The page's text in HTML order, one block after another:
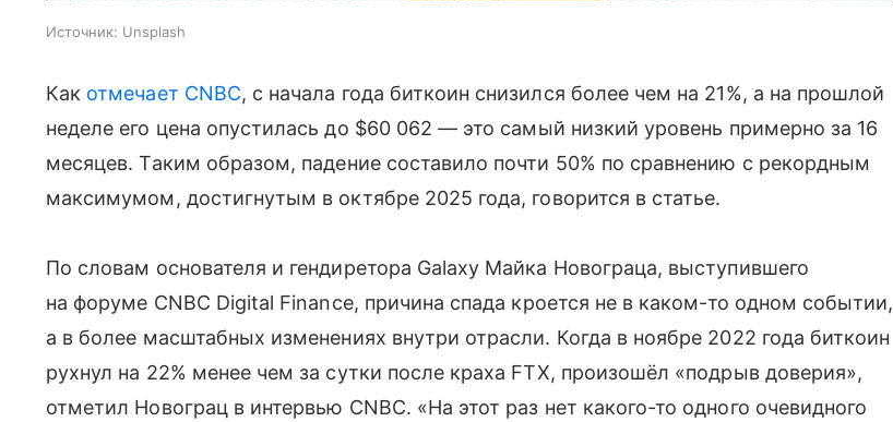
Источник: Unsplash
Как отмечает CNBC, c начала года биткоин снизился более чем на 21%, а на прошлой
неделе его цена опустилась до $60 062 — это самый низкий уровень примерно за 16
месяцев. Таким образом, падение составило почти 50% по сравнению с рекордным
максимумом, достигнутым в октябре 2025 года, говорится в статье.
По словам основателя и гендиретора Galaxy Майка Новограца, выступившего
на форуме CNBC Digital Finance, причина спада кроется не в каком-то одном событии,
а в более масштабных изменениях внутри отрасли. Когда в ноябре 2022 года биткоин
рухнул на 22% менее чем за сутки после краха FTX, произошёл «подрыв доверия»,
отметил Новограц в интервью CNBC. «На этот раз нет какого-то одного очевидного